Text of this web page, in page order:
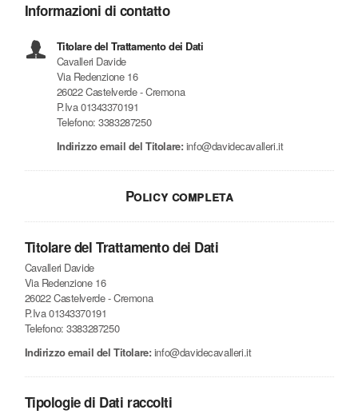
Informazioni di contatto
Titolare del Trattamento dei Dati
Cavalleri Davide
Via Redenzione 16
26022 Castelverde - Cremona
P.Iva 01343370191
Telefono: 3383287250
Indirizzo email del Titolare: info@davidecavalleri.it
Policy completa
Titolare del Trattamento dei Dati
Cavalleri Davide
Via Redenzione 16
26022 Castelverde - Cremona
P.Iva 01343370191
Telefono: 3383287250
Indirizzo email del Titolare: info@davidecavalleri.it
Tipologie di Dati raccolti